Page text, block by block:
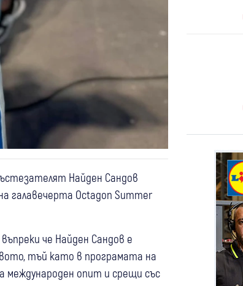
Найден Сандов
галавечерта Octagon Summer
че Найден Сандов е
тъй като в програмата на
международен опит и срещи със